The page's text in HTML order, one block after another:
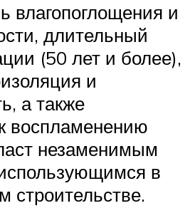
влагопоглощения и
длительный
(50 лет и более),
и
а также
воспламенению
незаменимым
в